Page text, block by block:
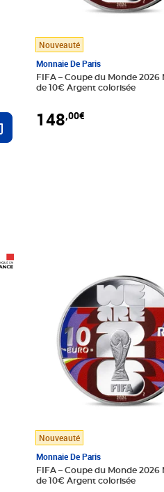
Ajouter au panier
Nouveauté
Monnaie De Paris
FIFA – Coupe du Monde 2026
de 10€ Argent colorisée
148,00€
Nouveauté
Monnaie De Paris
FIFA – Coupe du Monde 2026
de 10€ Argent colorisée